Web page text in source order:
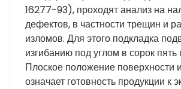
16277-93), проходят анализ на
дефектов, в частности трещин и
изломов. Для этого подкладка
изгибанию под углом в сорок пять
Плоское положение поверхности
означает готовность продукции к